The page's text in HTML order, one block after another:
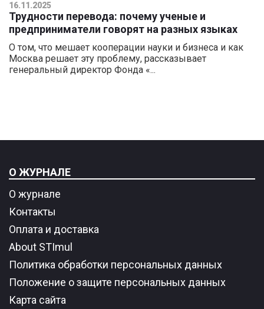
16.11.2025
Трудности перевода: почему ученые и
предприниматели говорят на разных языках
О том, что мешает кооперации науки и бизнеса и как
Москва решает эту проблему, рассказывает
генеральный директор Фонда «...
О ЖУРНАЛЕ
О журнале
Контакты
Оплата и доставка
About STImul
Политика обработки персональных данных
Положение о защите персональных данных
Карта сайта